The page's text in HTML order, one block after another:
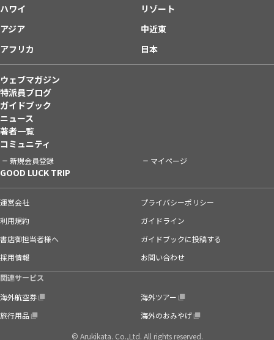
ハワイ
リゾート
アジア
中近東
アフリカ
日本
ウェブマガジン
特派員ブログ
ガイドブック
ニュース
著者一覧
コミュニティ
新規会員登録 マイページ
GOOD LUCK TRIP
運営会社
プライバシーポリシー
利用規約
ガイドライン
書店御担当者様へ
ガイドブックに投稿する
採用情報
お問い合わせ
関連サービス
海外航空券
海外ツアー
旅行用品
海外のおみやげ
© Arukikata. Co.,Ltd. All rights reserved.